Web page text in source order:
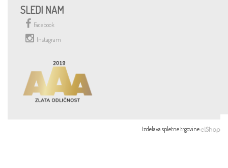
SLEDI NAM
Facebook
Instagram
Izdelava spletne trgovine